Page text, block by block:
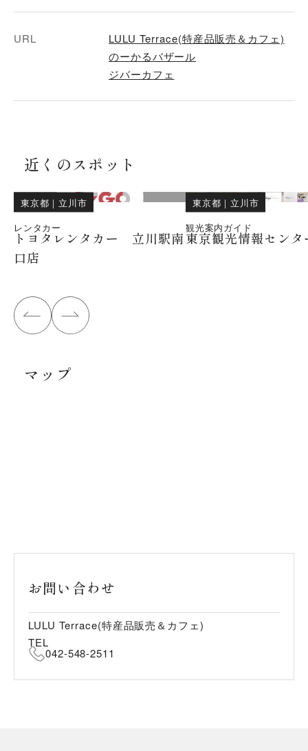
URL
LULU Terrace(特産品販売＆カフェ)
のーかるバザール
ジバーカフェ
近くのスポット
東京都 ｜ 立川市
レンタカー
トヨタレンタカー 立川駅南
口店
東京都 ｜ 立川市
観光案内ガイド
東京観光情報センタ
マップ
お問い合わせ
LULU Terrace(特産品販売＆カフェ)
TEL
042-548-2511